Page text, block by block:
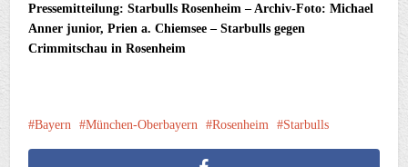
Pressemitteilung: Starbulls Rosenheim – Archiv-Foto: Michael
Anner junior, Prien a. Chiemsee – Starbulls gegen
Crimmitschau in Rosenheim
Bayern München-Oberbayern Rosenheim Starbulls